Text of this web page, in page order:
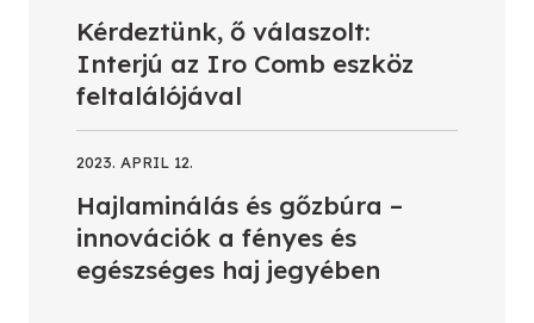
Kérdeztünk, ő válaszolt:
Interjú az Iro Comb eszköz
feltalálójával
2023. APRIL 12.
Hajlaminálás és gőzbúra –
innovációk a fényes és
egészséges haj jegyében